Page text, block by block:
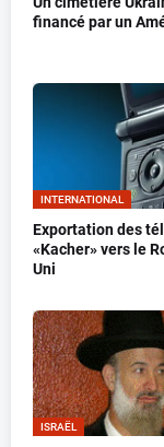
financé par un
INTERNATIONAL
Exportation des
«Kacher» vers le
Uni
ISRAËL